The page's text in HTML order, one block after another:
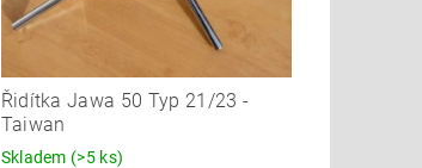
Řidítka Jawa 50 Typ 21/23 -
Taiwan
Skladem (>5 ks)